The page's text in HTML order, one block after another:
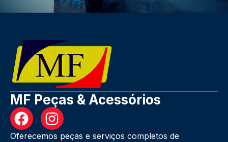
MF Peças & Acessórios
Oferecemos peças e serviços completos de